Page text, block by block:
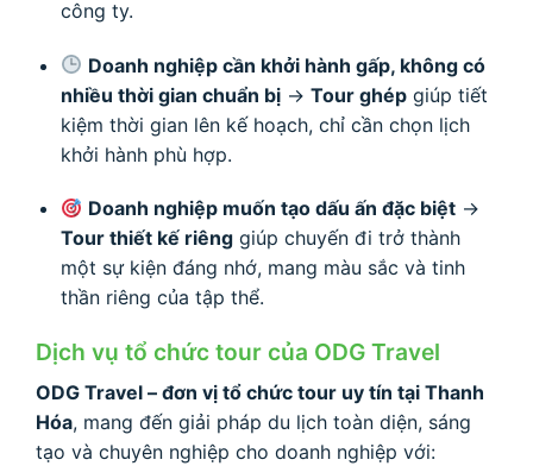
công ty.
Doanh nghiệp cần khởi hành gấp, không có
nhiều thời gian chuẩn bị→ Tour ghépgiúp tiết
kiệm thời gian lên kế hoạch, chỉ cần chọn lịch
khởi hành phù hợp.
Doanh nghiệp muốn tạo dấu ấn đặc biệt →
Tour thiết kế riênggiúp chuyến đi trở thành
một sự kiện đáng nhớ, mang màu sắc và tinh
thần riêng của tập thể.
Dịch vụ tổ chức tour của ODG Travel
ODG Travel – đơn vị tổ chức tour uy tín tại Thanh
Hóa, mang đến giải pháp du lịch toàn diện, sáng
tạo và chuyên nghiệp cho doanh nghiệp với: